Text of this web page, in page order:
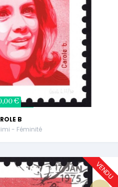
€
B
- Féminité
VENDU